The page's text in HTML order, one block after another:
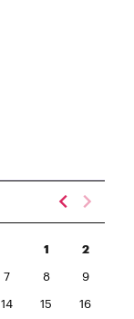
1 2
7 8 9
14 15 16